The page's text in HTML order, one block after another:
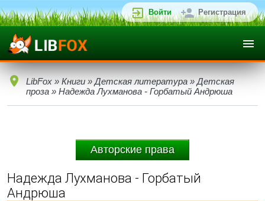
Войти Регистрация
LibFox » Книги » Детская литература » Детская
проза » Надежда Лухманова - Горбатый Андрюша
Авторские права
Надежда Лухманова - Горбатый
Андрюша